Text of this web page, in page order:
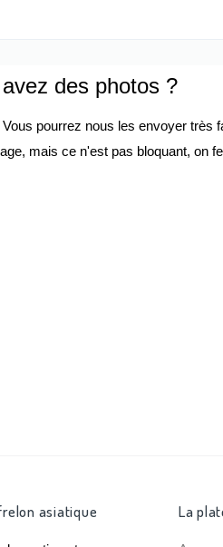
des photos ?
pourrez nous les envoyer très
mais ce n'est pas bloquant, on
La
asiatique